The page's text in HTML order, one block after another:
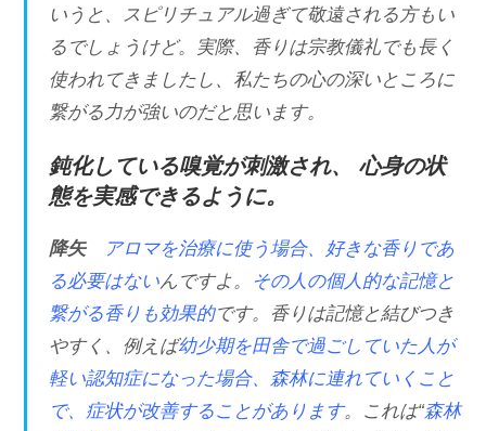
いうと、スピリチュアル過ぎて敬遠される方もい
るでしょうけど。実際、香りは宗教儀礼でも長く
使われてきましたし、私たちの心の深いところに
繋がる力が強いのだと思います。
鈍化している嗅覚が刺激され、 心身の状
態を実感できるように。
降矢
アロマを治療に使う場合、好きな香りであ
る必要はないんですよ。 その人の個人的な記憶と
繋がる香りも効果的です。香りは記憶と結びつき
やすく、例えば幼少期を田舎で過ごしていた人が
軽い認知症になった場合、森林に連れていくこと
で、症状が改善することがあります。これは“森林